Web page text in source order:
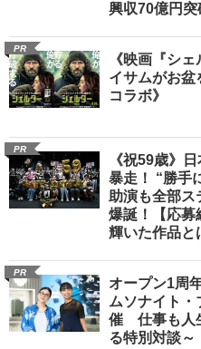
興収70億円突
PR
《映画『シ
イサムがお盆
コラボ》
PR
《祝59歳》
暴走！ “勝手
助演も全部ス
爆誕！【応募
輝いた作品と
PR
オープン1周
ムソナイト・
催 仕事も人
る特別対談～